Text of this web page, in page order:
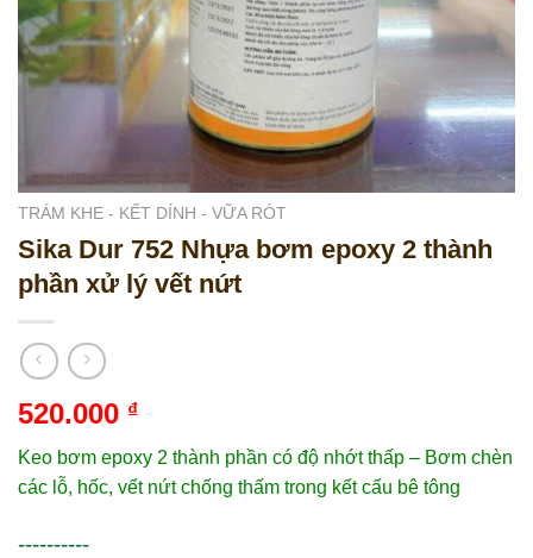
TRÁM KHE - KẾT DÍNH - VỮA RÓT
Sika Dur 752 Nhựa bơm epoxy 2 thành
phần xử lý vết nứt
520.000 ₫
Keo bơm epoxy 2 thành phần có độ nhớt thấp – Bơm chèn
các lỗ, hốc, vết nứt chống thấm trong kết cấu bê tông
----------